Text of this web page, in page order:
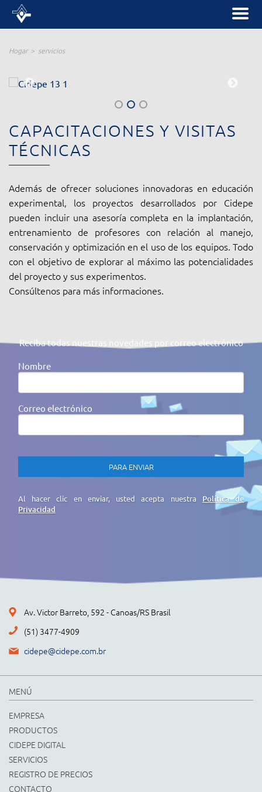
Hogar servicios
CAPACITACIONES Y VISITAS
TÉCNICAS
Además de ofrecer soluciones innovadoras en educación
experimental, los proyectos desarrollados por Cidepe
pueden incluir una asesoría completa en la implantación,
entrenamiento de profesores con relación al manejo,
conservación y optimización en el uso de los equipos. Todo
con el objetivo de explorar al máximo las potencialidades
del proyecto y sus experimentos.
Consúltenos para más informaciones.
Reciba todas nuestras novedades por correo electrónico
Nombre
Correo electrónico
Al hacer clic en enviar, usted acepta nuestra Política de
Privacidad
Av. Victor Barreto, 592 - Canoas/RS Brasil
(51) 3477-4909
cidepe@cidepe.com.br
MENÚ
EMPRESA
PRODUCTOS
CIDEPE DIGITAL
SERVICIOS
REGISTRO DE PRECIOS
CONTACTO